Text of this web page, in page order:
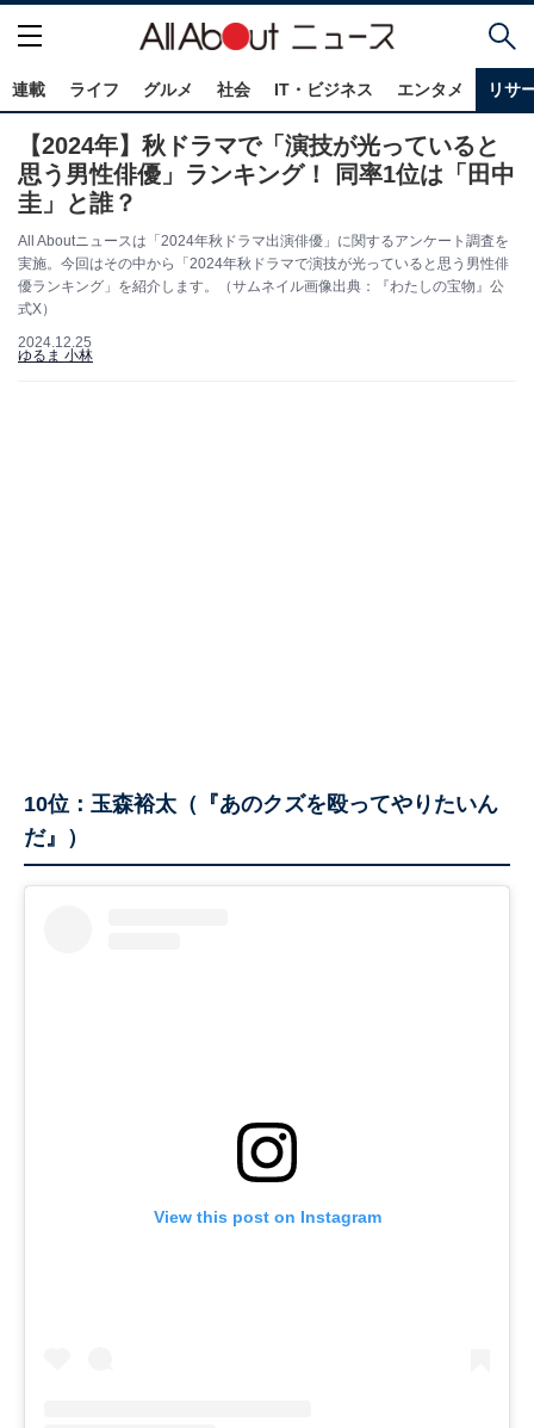
連載 ライフ グルメ 社会 IT・ビジネス エンタメ リサ
【2024年】秋ドラマで「演技が光っていると
思う男性俳優」ランキング！ 同率1位は「田中
圭」と誰？
All Aboutニュースは「2024年秋ドラマ出演俳優」に関するアンケート調査を
実施。今回はその中から「2024年秋ドラマで演技が光っていると思う男性俳
優ランキング」を紹介します。（サムネイル画像出典：『わたしの宝物』公
式X）
2024.12.25
ゆるま 小林
10位：玉森裕太（『あのクズを殴ってやりたいん
だ』）
View this post on Instagram